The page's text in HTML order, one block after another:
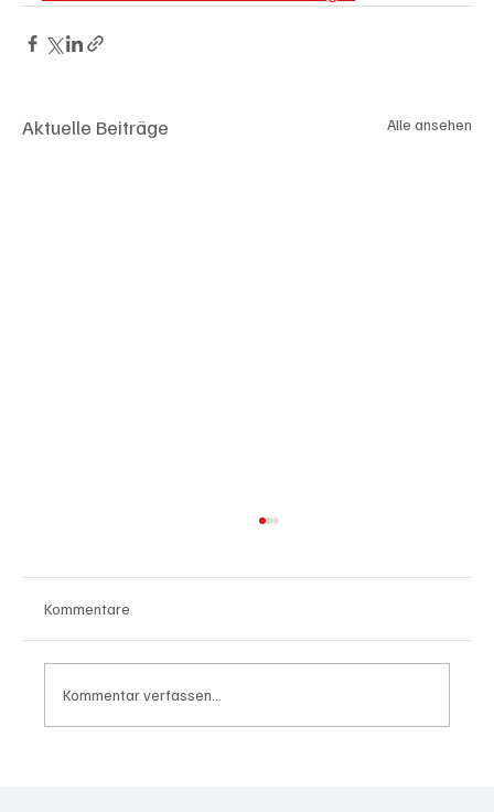
Aktuelle Beiträge Alle ansehen
Kommentare
Kommentar verfassen...